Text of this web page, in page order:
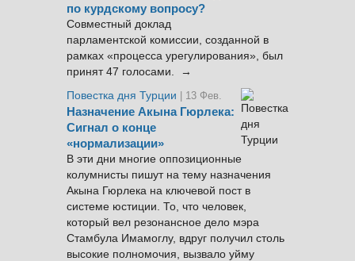
по курдскому вопросу?
Совместный доклад
парламентской комиссии, созданной в
рамках «процесса урегулирования», был
принят 47 голосами. →
Повестка дня Турции
| 13 Фев.
Назначение Акына Гюрлека:
Сигнал о конце
«нормализации»
В эти дни многие оппозиционные
колумнисты пишут на тему назначения
Акына Гюрлека на ключевой пост в
системе юстиции. То, что человек,
который вел резонансное дело мэра
Стамбула Имамоглу, вдруг получил столь
высокие полномочия, вызвало уйму